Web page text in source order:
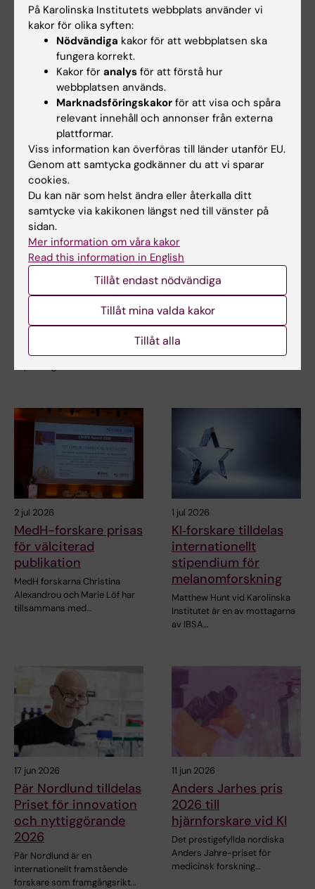
Digitala besök kan
minska skillnader i
sexuell hälsovård
Unga personer med adhd är
mer benägna att besöka
ungdomsmottagningar än…
CLINTEC-professor
internationellt
hederspris
hepatologi vid…
3 jul 2026
CLINTEC-professor
tilldelas
hederspris
gastroenterologi och
2 jul 2026
MedH-forskare prisas
för välciterad
publikation
MedH forskarna Christina
Alexandrou och Marie Löf har
2 jul 2026
MedH-forskare prisas
för välciterad
publikation
MedH forskarna Christina
Alexandrou och Marie Löf har
tillsammans med…
1 jul 2026
KI‑forskare tilldelas
internationellt
stipendium för
melanomforskning
Matthew Hunt vid Karolinska
Institutet är en av mottagarna
av IBSA…
17 jun 2026
Pär Nordlund tilldelas
Priset för innovation
och nyttiggörande
2026
Pär Nordlund är en
internationellt framstående
forskare som framgångsrikt…
11 jun 2026
Anders Jarhes pris
2026 till
hjärnforskare vid KI
Det prestigefyllda nordiska
Anders Jahre-priset för
medicinsk forskning…
På Karolinska Institutets webbplats använder vi
kakor för olika syften:
Nödvändiga kakor för att webbplatsen ska
fungera korrekt.
Kakor för analys för att förstå hur
webbplatsen används.
Marknadsföringskakor för att visa och spåra
relevant innehåll och annonser från externa
plattformar.
Viss information kan överföras till länder utanför EU.
Genom att samtycka godkänner du att vi sparar
cookies.
Du kan när som helst ändra eller återkalla ditt
samtycke via kakikonen längst ned till vänster på
sidan.
Mer information om våra kakor
Read this information in English
Tillåt endast nödvändiga
Tillåt mina valda kakor
Tillåt alla